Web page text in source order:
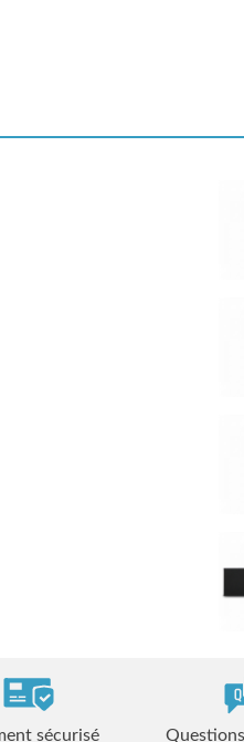
sécurisé